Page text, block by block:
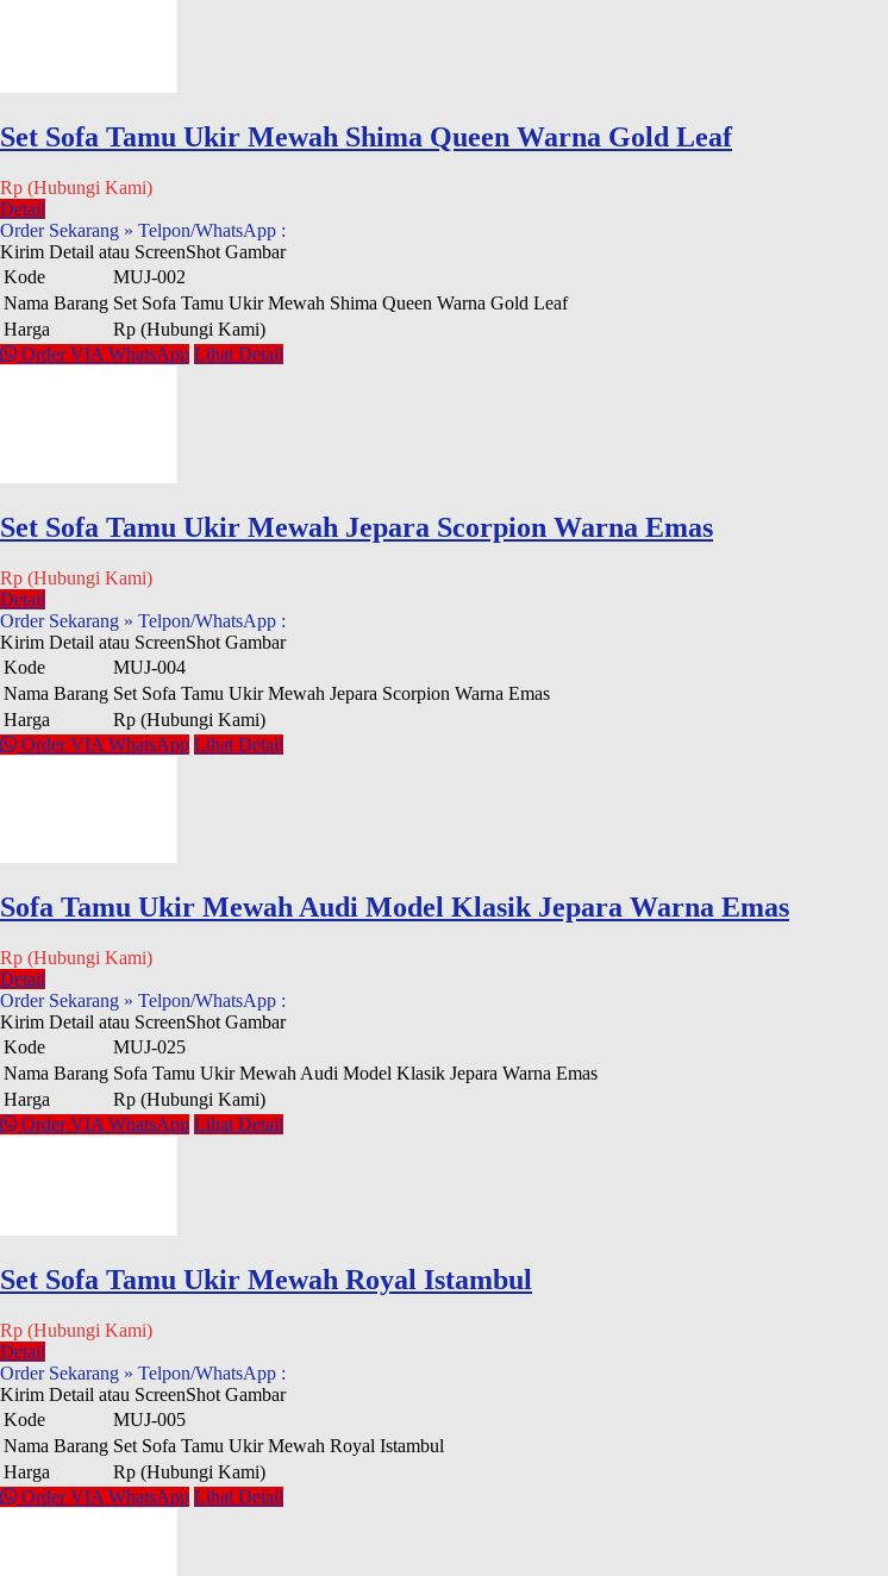
Set Sofa Tamu Ukir Mewah Shima Queen Warna Gold Leaf
Rp (Hubungi Kami)
Detail
Order Sekarang » Telpon/WhatsApp :
Kirim Detail atau ScreenShot Gambar
Kode
MUJ-002
Nama Barang Set Sofa Tamu Ukir Mewah Shima Queen Warna Gold Leaf
Harga
Rp (Hubungi Kami)
Order VIA WhatsApp Lihat Detail
Set Sofa Tamu Ukir Mewah Jepara Scorpion Warna Emas
Rp (Hubungi Kami)
Detail
Order Sekarang » Telpon/WhatsApp :
Kirim Detail atau ScreenShot Gambar
Kode
MUJ-004
Nama Barang Set Sofa Tamu Ukir Mewah Jepara Scorpion Warna Emas
Harga
Rp (Hubungi Kami)
Order VIA WhatsApp Lihat Detail
Sofa Tamu Ukir Mewah Audi Model Klasik Jepara Warna Emas
Rp (Hubungi Kami)
Detail
Order Sekarang » Telpon/WhatsApp :
Kirim Detail atau ScreenShot Gambar
Kode
MUJ-025
Nama Barang Sofa Tamu Ukir Mewah Audi Model Klasik Jepara Warna Emas
Harga
Rp (Hubungi Kami)
Order VIA WhatsApp Lihat Detail
Set Sofa Tamu Ukir Mewah Royal Istambul
Rp (Hubungi Kami)
Detail
Order Sekarang » Telpon/WhatsApp :
Kirim Detail atau ScreenShot Gambar
Kode
MUJ-005
Nama Barang Set Sofa Tamu Ukir Mewah Royal Istambul
Harga
Rp (Hubungi Kami)
Order VIA WhatsApp Lihat Detail